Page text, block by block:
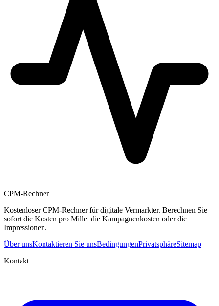
CPM-Rechner
Kostenloser CPM-Rechner für digitale Vermarkter. Berechnen Sie
sofort die Kosten pro Mille, die Kampagnenkosten oder die
Impressionen.
Über unsKontaktieren Sie unsBedingungenPrivatsphäreSitemap
Kontakt